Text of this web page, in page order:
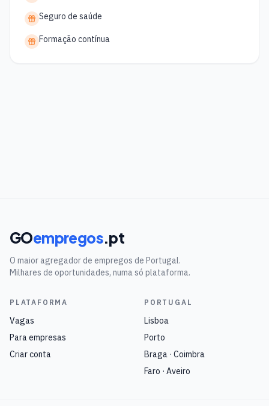
Seguro de saúde
Formação contínua
GOempregos.pt
O maior agregador de empregos de Portugal.
Milhares de oportunidades, numa só plataforma.
PLATAFORMA
Vagas
Para empresas
Criar conta
PORTUGAL
Lisboa
Porto
Braga · Coimbra
Faro · Aveiro